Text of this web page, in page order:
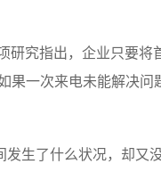
研究指出，企业只要
果一次来电未能解决
发生了什么状况，却又